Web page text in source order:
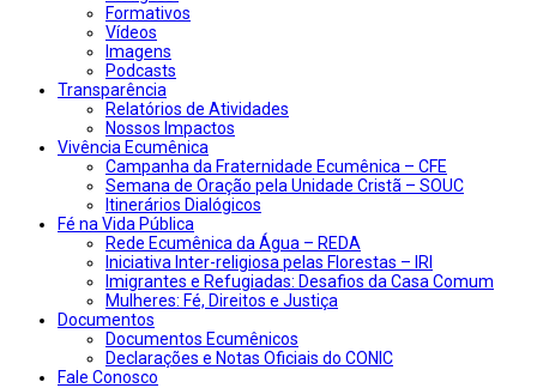
Formativos
Vídeos
Imagens
Podcasts
Transparência
Relatórios de Atividades
Nossos Impactos
Vivência Ecumênica
Campanha da Fraternidade Ecumênica – CFE
Semana de Oração pela Unidade Cristã – SOUC
Itinerários Dialógicos
Fé na Vida Pública
Rede Ecumênica da Água – REDA
Iniciativa Inter-religiosa pelas Florestas – IRI
Imigrantes e Refugiadas: Desafios da Casa Comum
Mulheres: Fé, Direitos e Justiça
Documentos
Documentos Ecumênicos
Declarações e Notas Oficiais do CONIC
Fale Conosco